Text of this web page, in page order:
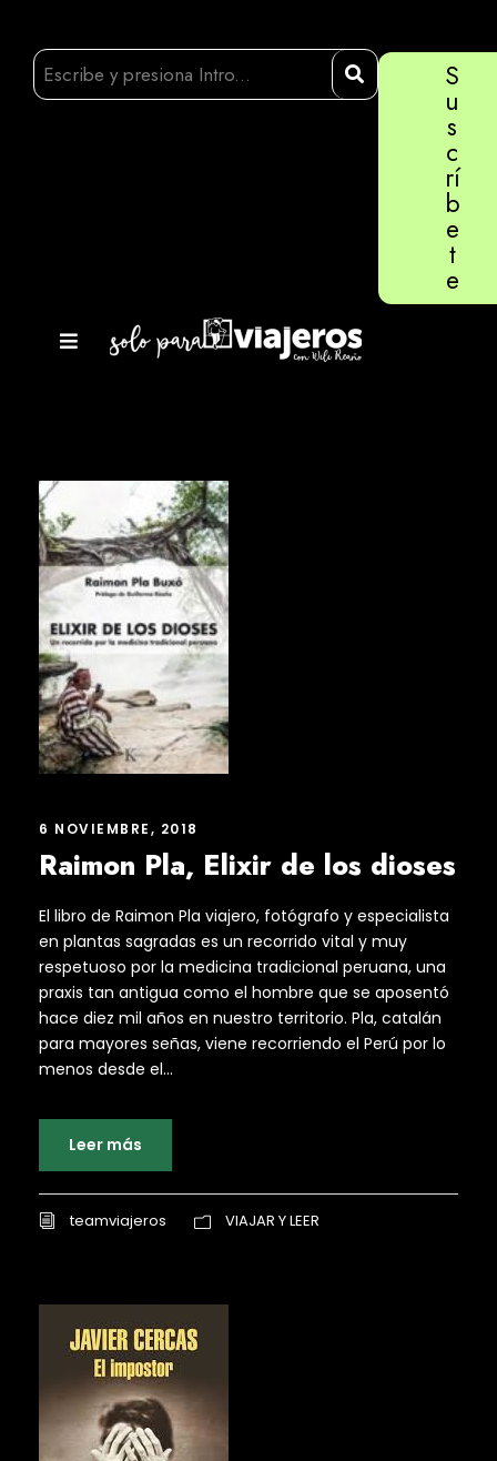
S
u
s
c
rí
b
e
t
e
6 NOVIEMBRE, 2018
Raimon Pla, Elixir de los dioses
El libro de Raimon Pla viajero, fotógrafo y especialista
en plantas sagradas es un recorrido vital y muy
respetuoso por la medicina tradicional peruana, una
praxis tan antigua como el hombre que se aposentó
hace diez mil años en nuestro territorio. Pla, catalán
para mayores señas, viene recorriendo el Perú por lo
menos desde el...
Leer más
teamviajeros VIAJAR Y LEER